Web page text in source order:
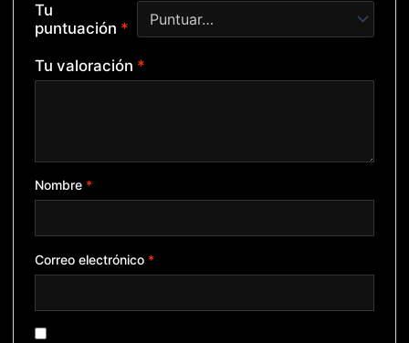
Tu
puntuación *
Tu valoración *
Nombre *
Correo electrónico *